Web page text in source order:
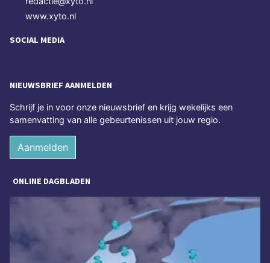
www.xyto.nl
SOCIAL MEDIA
NIEUWSBRIEF AANMELDEN
Schrijf je in voor onze nieuwsbrief en krijg wekelijks een
samenvatting van alle gebeurtenissen uit jouw regio.
Aanmelden
ONLINE DAGBLADEN